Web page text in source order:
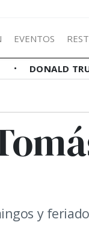
EVENTOS
DONALD
y